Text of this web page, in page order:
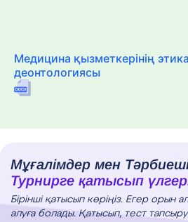
Медицина қызметкерінің
деонтологиясы
Мұғалімдер мен
Турнирге қатысып
Бірінші қатысып көріңіз. Егер орын
алуға болады. Қатысып, тест тапсыру